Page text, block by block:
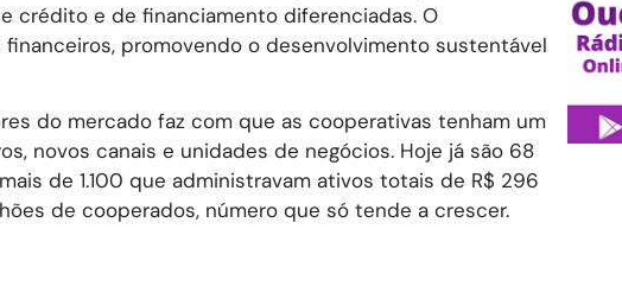
crédito e de financiamento diferenciadas. O
promovendo o desenvolvimento sustentável
do mercado faz com que as cooperativas tenham um
novos canais e unidades de negócios. Hoje já são 68
de 1.100 que administravam ativos totais de R$ 296
de cooperados, número que só tende a crescer.